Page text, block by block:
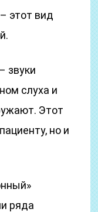
этот вид
звуки
слуха и
Этот
но и
ряда